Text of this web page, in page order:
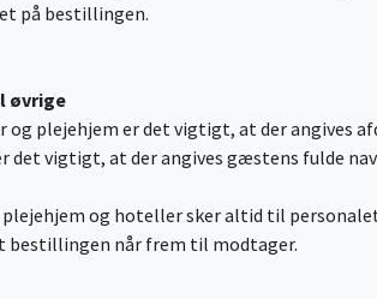
på bestillingen.
øvrige
og plejehjem er det vigtigt, at der angives
det vigtigt, at der angives gæstens fulde
og hoteller sker altid til
bestillingen når frem til modtager.